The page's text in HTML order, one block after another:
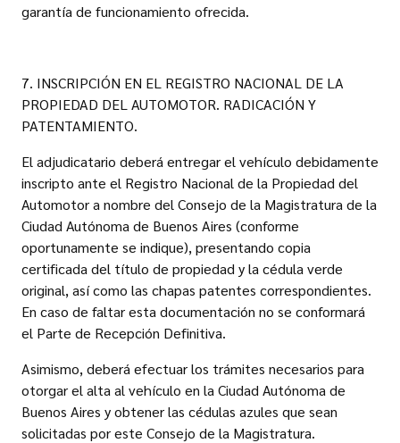
garantía de funcionamiento ofrecida.
7. INSCRIPCIÓN EN EL REGISTRO NACIONAL DE LA
PROPIEDAD DEL AUTOMOTOR. RADICACIÓN Y
PATENTAMIENTO.
El adjudicatario deberá entregar el vehículo debidamente
inscripto ante el Registro Nacional de la Propiedad del
Automotor a nombre del Consejo de la Magistratura de la
Ciudad Autónoma de Buenos Aires (conforme
oportunamente se indique), presentando copia
certificada del título de propiedad y la cédula verde
original, así como las chapas patentes correspondientes.
En caso de faltar esta documentación no se conformará
el Parte de Recepción Definitiva.
Asimismo, deberá efectuar los trámites necesarios para
otorgar el alta al vehículo en la Ciudad Autónoma de
Buenos Aires y obtener las cédulas azules que sean
solicitadas por este Consejo de la Magistratura.